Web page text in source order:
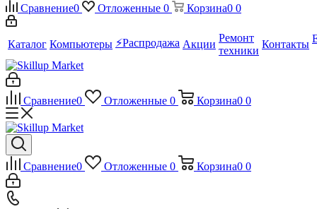
Сравнение0 Отложенные 0 Корзина0 0
Каталог Компьютеры ⚡️Распродажа Акции
Ремонт
техники
Контакты
Сравнение0 Отложенные 0 Корзина0 0
Сравнение0 Отложенные 0 Корзина0 0